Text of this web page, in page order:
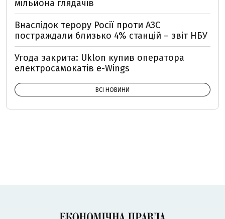
мільйона глядачів
Внаслідок терору Росії проти АЗС
постраждали близько 4% станцій – звіт НБУ
Угода закрита: Uklon купив оператора
електросамокатів e-Wings
ВСІ НОВИНИ